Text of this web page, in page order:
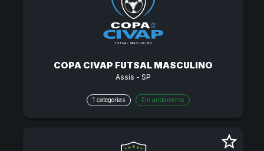
COPA CIVAP FUTSAL MASCULINO
Assis - SP
1 categorias Em andamento
star_border